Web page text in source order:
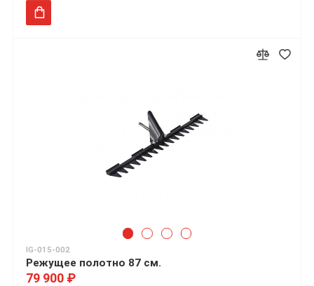
IG-015-002
Режущее полотно 87 см.
79 900 ₽